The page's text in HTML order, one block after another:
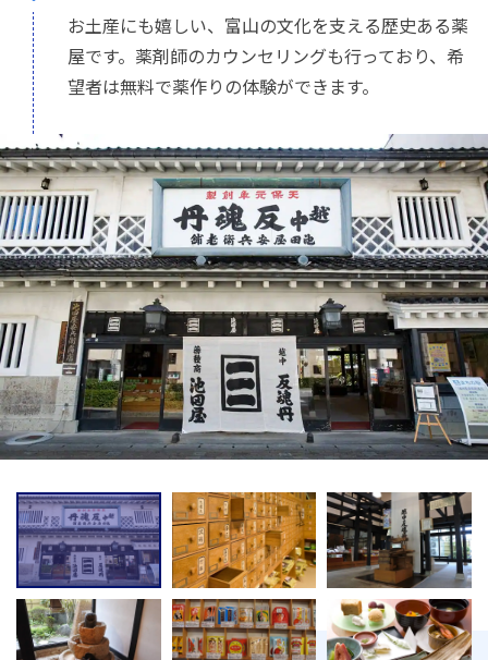
お土産にも嬉しい、富山の文化を支える歴史ある薬
屋です。薬剤師のカウンセリングも行っており、希
望者は無料で薬作りの体験ができます。